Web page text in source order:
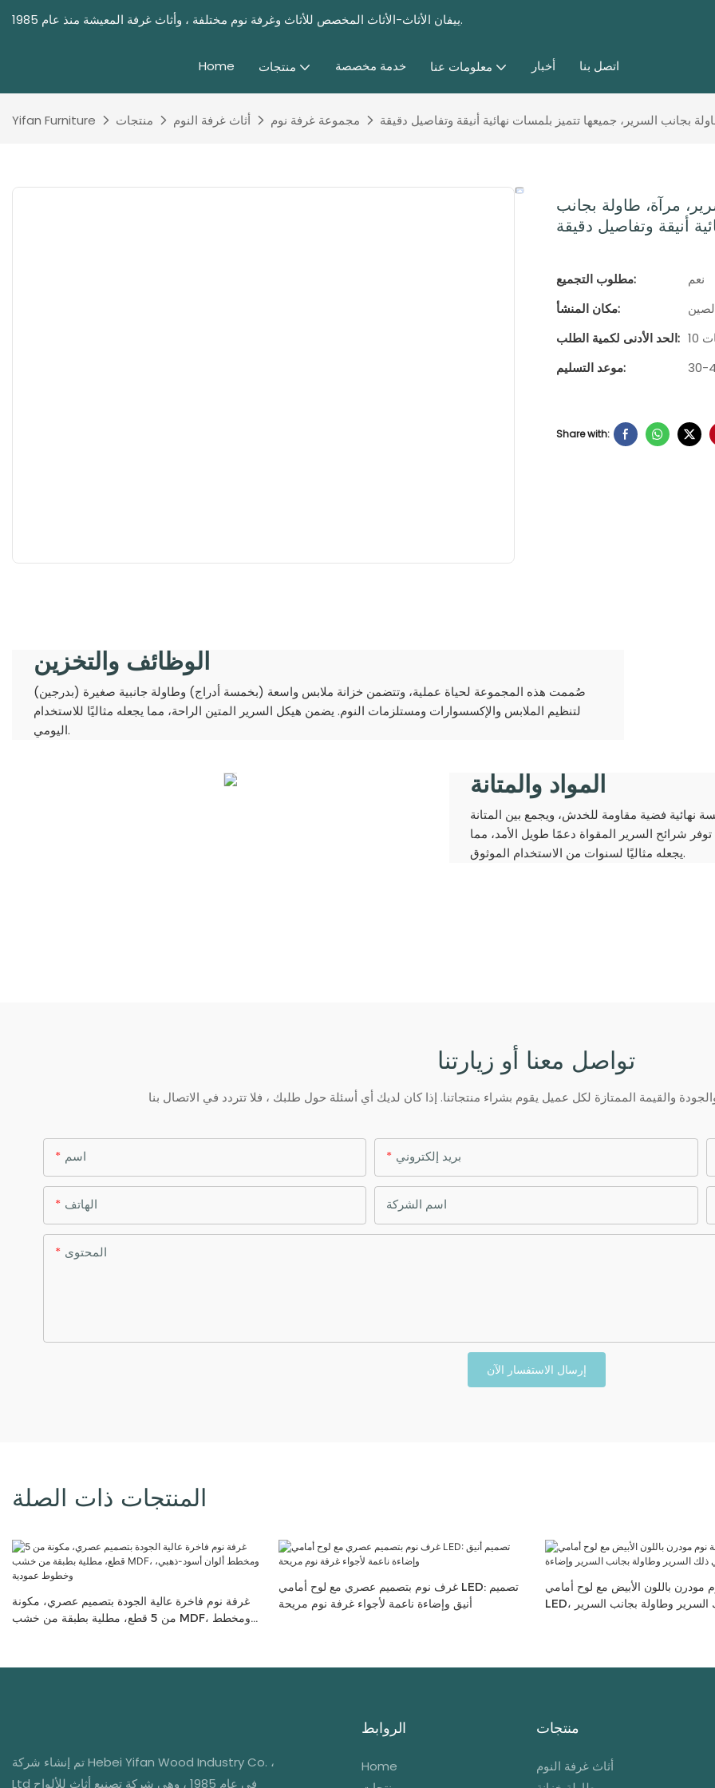
ييفان الأثاث-الأثاث المخصص للأثاث وغرفة نوم مختلفة ، وأثاث غرفة المعيشة منذ عام 1985.
Home منتجات خدمة مخصصة معلومات عنا أخبار اتصل بنا
Yifan Furniture منتجات أثاث غرفة النوم مجموعة غرفة نوم
أنيقة مكونة من 4 قطع: سرير، مرآة، طاولة بجانب
أنيقة وتفاصيل دقيقة
مطلوب التجميع:
نعم
مكان المنشأ:
الحد الأدنى لكمية الطلب:
موعد التسليم:
Share with:
الوظائف والتخزين
صُممت هذه المجموعة لحياة عملية، وتتضمن خزانة ملابس واسعة (بخمسة أدراج) وطاولة جانبية صغيرة (بدرجين)
لتنظيم الملابس والإكسسوارات ومستلزمات النوم. يضمن هيكل السرير المتين الراحة، مما يجعله مثاليًا للاستخدام
اليومي.
المواد والمتانة
فضية مقاومة للخدش، ويجمع بين المتانة
توفر شرائح السرير المقواة دعمًا طويل الأمد، مما
يجعله مثاليًا لسنوات من الاستخدام الموثوق.
تواصل معنا أو زيارتنا
اسم بريد إلكتروني
الهاتف اسم الشركة
المحتوى
إرسال الاستفسار الآن
المنتجات ذات الصلة
غرفة نوم فاخرة عالية الجودة بتصميم عصري، مكونة
من 5 قطع، مطلية بطبقة من خشب MDF، ومخطط
غرف نوم بتصميم عصري مع لوح أمامي LED: تصميم
أنيق وإضاءة ناعمة لأجواء غرفة نوم مريحة
مودرن باللون الأبيض مع لوح أمامي
LED، بما في ذلك السرير وطاولة بجانب السرير
تم إنشاء شركة Hebei Yifan Wood Industry Co. ،
Ltd في عام 1985 ، وهي شركة تصنيع أثاث للألواح
الروابط
Home
منتجات
أثاث غرفة النوم